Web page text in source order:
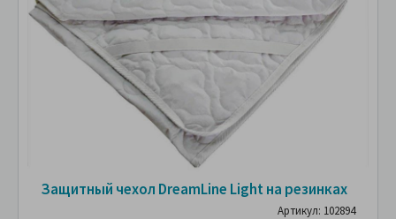
Защитный чехол DreamLine Light на резинках
Артикул: 102894